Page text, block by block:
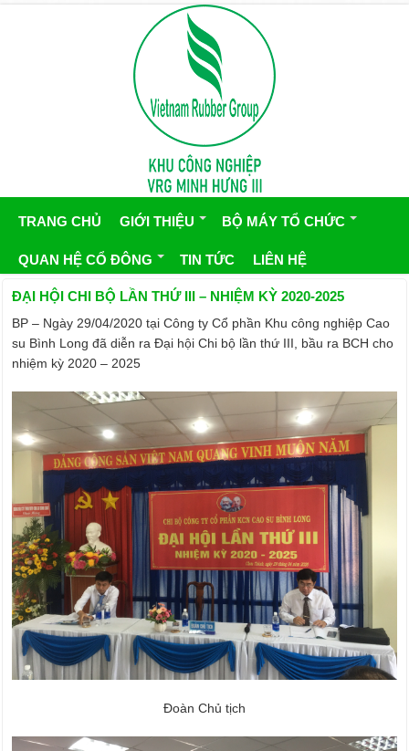
TRANG CHỦ GIỚI THIỆU BỘ MÁY TỔ CHỨC
QUAN HỆ CỔ ĐÔNG TIN TỨC LIÊN HỆ
ĐẠI HỘI CHI BỘ LẦN THỨ III – NHIỆM KỲ 2020-2025
BP – Ngày 29/04/2020 tại Công ty Cổ phần Khu công nghiệp Cao
su Bình Long đã diễn ra Đại hội Chi bộ lần thứ III, bầu ra BCH cho
nhiệm kỳ 2020 – 2025
Đoàn Chủ tịch